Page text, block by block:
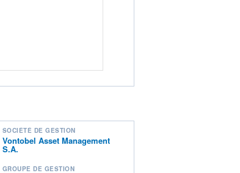
SOCIÉTÉ DE GESTION
Vontobel Asset Management
S.A.
GROUPE DE GESTION